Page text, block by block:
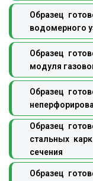
Образец
водомерного
Образец
модуля
Образец
Образец
стальных
сечения
Образец